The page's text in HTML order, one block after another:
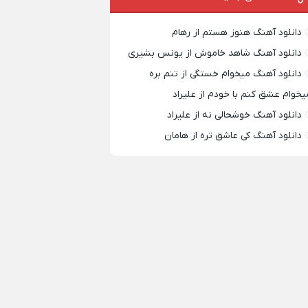
دانلود آهنگ هنوز هستم از رهام
دانلود آهنگ شاهد خاموش از یونس بشیری
دانلود آهنگ میخوام خستگی از تنم بره
عشق کنم با خودم از علیراد
دانلود آهنگ خوشحالی نه از علیراد
دانلود آهنگ کی عاشق تره از هامان